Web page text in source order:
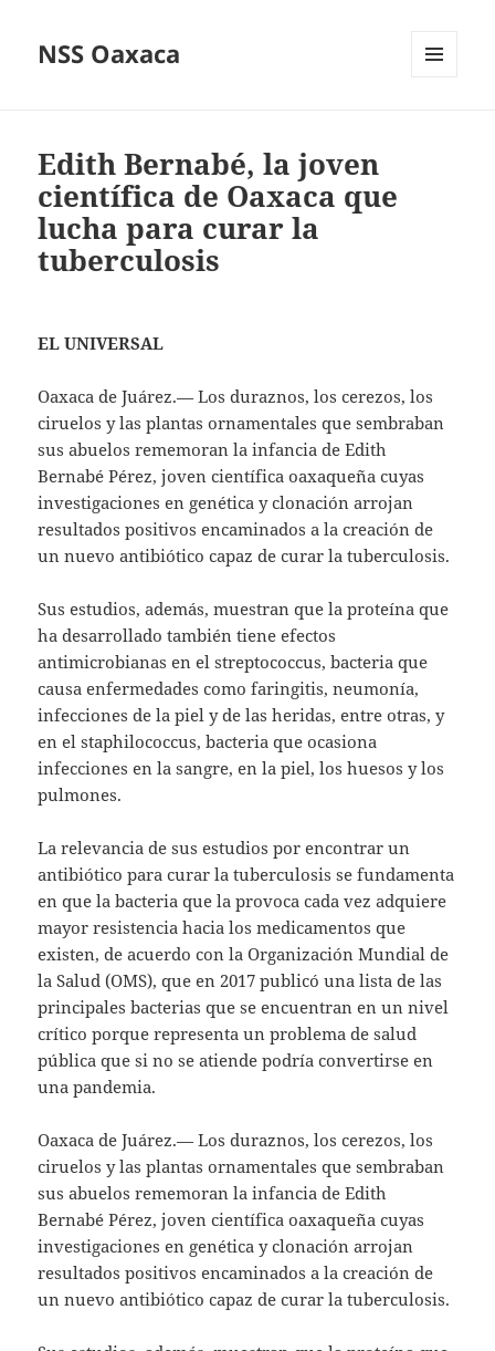
NSS Oaxaca
Edith Bernabé, la joven
científica de Oaxaca que
lucha para curar la
tuberculosis
EL UNIVERSAL
Oaxaca de Juárez.— Los duraznos, los cerezos, los
ciruelos y las plantas ornamentales que sembraban
sus abuelos rememoran la infancia de Edith
Bernabé Pérez, joven científica oaxaqueña cuyas
investigaciones en genética y clonación arrojan
resultados positivos encaminados a la creación de
un nuevo antibiótico capaz de curar la tuberculosis.
Sus estudios, además, muestran que la proteína que
ha desarrollado también tiene efectos
antimicrobianas en el streptococcus, bacteria que
causa enfermedades como faringitis, neumonía,
infecciones de la piel y de las heridas, entre otras, y
en el staphilococcus, bacteria que ocasiona
infecciones en la sangre, en la piel, los huesos y los
pulmones.
La relevancia de sus estudios por encontrar un
antibiótico para curar la tuberculosis se fundamenta
en que la bacteria que la provoca cada vez adquiere
mayor resistencia hacia los medicamentos que
existen, de acuerdo con la Organización Mundial de
la Salud (OMS), que en 2017 publicó una lista de las
principales bacterias que se encuentran en un nivel
crítico porque representa un problema de salud
pública que si no se atiende podría convertirse en
una pandemia.
Oaxaca de Juárez.— Los duraznos, los cerezos, los
ciruelos y las plantas ornamentales que sembraban
sus abuelos rememoran la infancia de Edith
Bernabé Pérez, joven científica oaxaqueña cuyas
investigaciones en genética y clonación arrojan
resultados positivos encaminados a la creación de
un nuevo antibiótico capaz de curar la tuberculosis.